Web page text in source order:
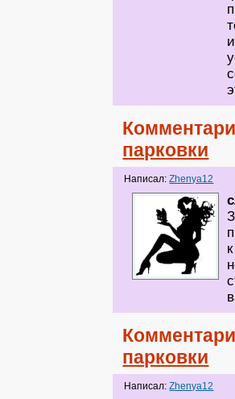
парковки
Написал:Zhenya12
парковки
Написал:Zhenya12